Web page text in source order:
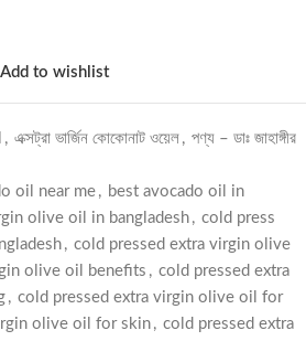
Add to wishlist
, এক্সট্রা ভার্জিন কোকোনাট ওয়েল , পণ্য – ডাঃ জাহাঙ্গীর
oil near me , best avocado oil in
olive oil in bangladesh , cold press
, cold pressed extra virgin olive
olive oil benefits , cold pressed extra
, cold pressed extra virgin olive oil for
olive oil for skin , cold pressed extra